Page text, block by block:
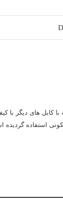
با کابل های
استفاده گردیده